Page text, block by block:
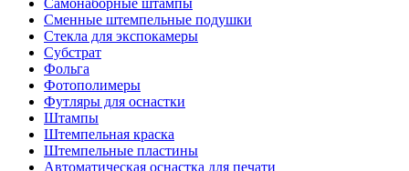
Сменные штемпельные подушки
Стекла для экспокамеры
Субстрат
Фольга
Фотополимеры
Футляры для оснастки
Штампы
Штемпельная краска
Штемпельные пластины
Автоматическая оснастка для печати